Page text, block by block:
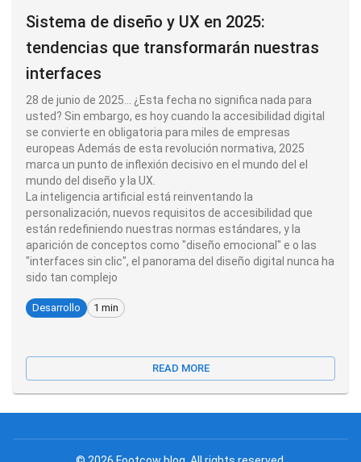
Sistema de diseño y UX en 2025:
tendencias que transformarán nuestras
interfaces
28 de junio de 2025... ¿Esta fecha no significa nada para
usted? Sin embargo, es hoy cuando la accesibilidad digital
se convierte en obligatoria para miles de empresas
europeas Además de esta revolución normativa, 2025
marca un punto de inflexión decisivo en el mundo del el
mundo del diseño y la UX.
La inteligencia artificial está reinventando la
personalización, nuevos requisitos de accesibilidad que
están redefiniendo nuestras normas estándares, y la
aparición de conceptos como "diseño emocional" e o las
"interfaces sin clic", el panorama del diseño digital nunca ha
sido tan complejo
Desarrollo 1 min
READ MORE